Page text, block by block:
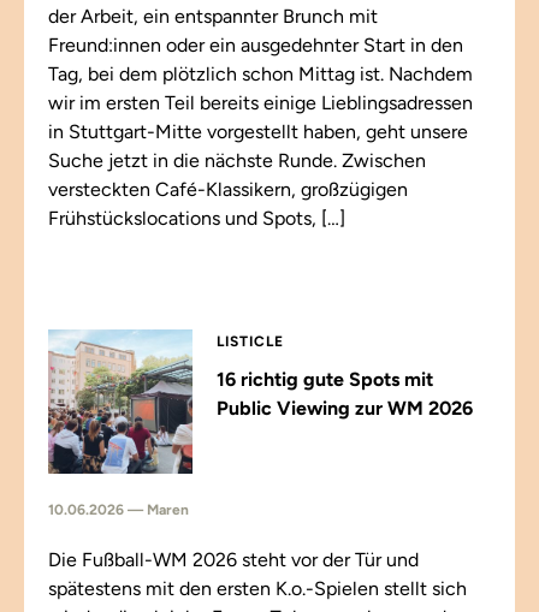
der Arbeit, ein entspannter Brunch mit
Freund:innen oder ein ausgedehnter Start in den
Tag, bei dem plötzlich schon Mittag ist. Nachdem
wir im ersten Teil bereits einige Lieblingsadressen
in Stuttgart-Mitte vorgestellt haben, geht unsere
Suche jetzt in die nächste Runde. Zwischen
versteckten Café-Klassikern, großzügigen
Frühstückslocations und Spots, […]
LISTICLE
16 richtig gute Spots mit
Public Viewing zur WM 2026
10.06.2026 — Maren
Die Fußball-WM 2026 steht vor der Tür und
spätestens mit den ersten K.o.-Spielen stellt sich